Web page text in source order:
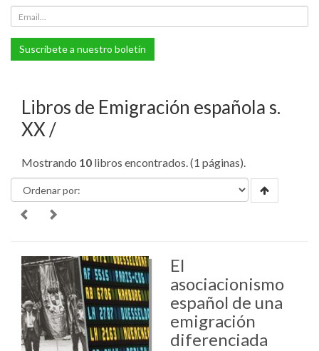
Suscríbete a nuestro boletín
Libros de Emigración española s.
XX
Mostrando 10 libros encontrados. (1 páginas).
El
asociacionismo
español de una
emigración
diferenciada